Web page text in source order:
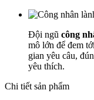
Đội ngũ công
mô lớn để đem
gian yêu câu,
yêu thích.
Chi tiết sản phẩm